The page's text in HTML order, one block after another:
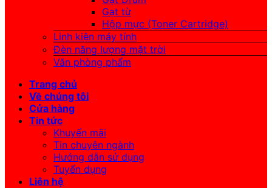
Gạt từ
Hộp mực (Toner Cartridge)
Linh kiện máy tính
Đèn năng lượng mặt trời
Văn phòng phẩm
Trang chủ
Về chúng tôi
Cửa hàng
Tin tức
Khuyến mãi
Tin chuyên ngành
Hướng dẫn sử dụng
Tuyển dụng
Liên hệ